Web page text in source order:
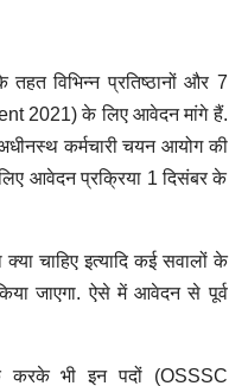
विभिन्न प्रतिष्ठानों और 7
2021) के लिए आवेदन मांगे हैं.
कर्मचारी चयन आयोग की
आवेदन प्रक्रिया 1 दिसंबर के
चाहिए इत्यादि कई सवालों के
जाएगा. ऐसे में आवेदन से पूर्व
करके भी इन पदों (OSSSC